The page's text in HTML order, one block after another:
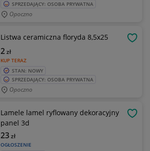
SPRZEDAJĄCY: OSOBA PRYWATNA
Opoczno
Listwa ceramiczna floryda 8,5x25
KUP TERAZ
2zł
STAN: NOWY
SPRZEDAJĄCY: OSOBA PRYWATNA
Opoczno
Lamele lamel ryflowany dekoracyjny
panel 3d
OGŁOSZENIE
23zł